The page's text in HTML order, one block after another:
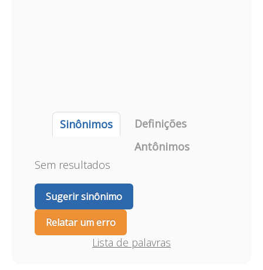
Sinônimos
Definições
Antônimos
Sem resultados
Sugerir sinônimo
Relatar um erro
Lista de palavras